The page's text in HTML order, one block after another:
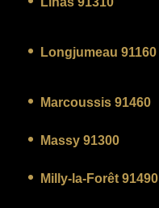
Longjumeau 91160
Marcoussis 91460
Massy 91300
Milly-la-Forêt 91490